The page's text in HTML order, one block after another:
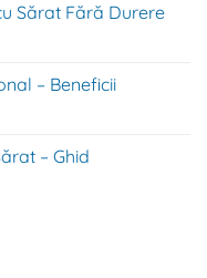
Sărat Fără Durere
– Beneficii
– Ghid